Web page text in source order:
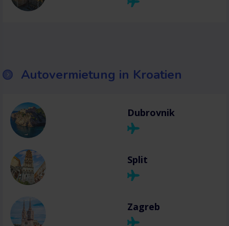
Autovermietung in Kroatien
Dubrovnik
Split
Zagreb